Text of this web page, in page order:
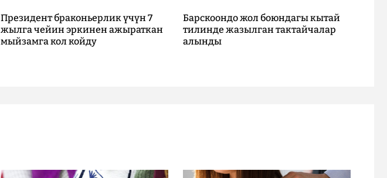
Президент браконьерлик үчүн 7
жылга чейин эркинен ажыраткан
мыйзамга кол койду
Барскоондо жол боюндагы кытай
тилинде жазылган тактайчалар
алынды